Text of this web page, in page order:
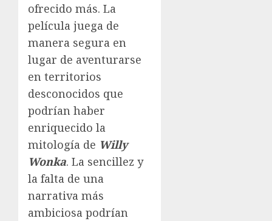
ofrecido más. La
película juega de
manera segura en
lugar de aventurarse
en territorios
desconocidos que
podrían haber
enriquecido la
mitología de Willy
Wonka. La sencillez y
la falta de una
narrativa más
ambiciosa podrían